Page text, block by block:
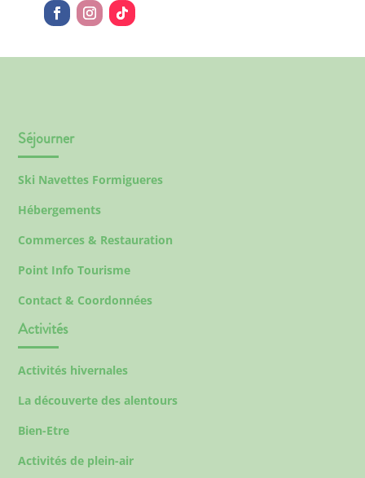
Séjourner
Ski Navettes Formigueres
Hébergements
Commerces & Restauration
Point Info Tourisme
Contact & Coordonnées
Activités
Activités hivernales
La découverte des alentours
Bien-Etre
Activités de plein-air